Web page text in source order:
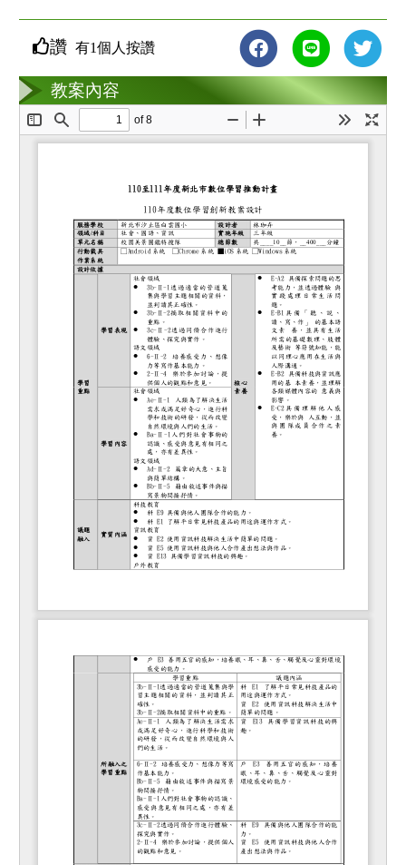
教案互動
讚 有1個人按讚
教案內容